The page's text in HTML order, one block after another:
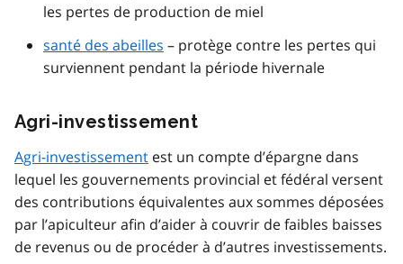
les pertes de production de miel
santé des abeilles – protège contre les pertes qui
surviennent pendant la période hivernale
Agri-investissement
Agri-investissement est un compte d’épargne dans
lequel les gouvernements provincial et fédéral versent
des contributions équivalentes aux sommes déposées
par l’apiculteur afin d’aider à couvrir de faibles baisses
de revenus ou de procéder à d’autres investissements.